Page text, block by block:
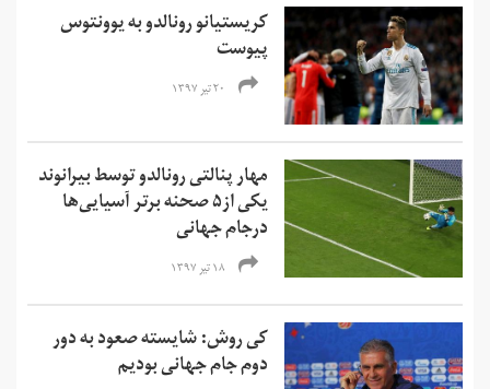
کریستیانو رونالدو به یوونتوس
پیوست
۲۰ تیر ۱۳۹۷
مهار پنالتی رونالدو توسط بیرانوند
یکی از۵ صحنه برتر آسیایی‌ها
درجام جهانی
۱۸ تیر ۱۳۹۷
کی روش: شایسته صعود به دور
دوم جام جهانی بودیم